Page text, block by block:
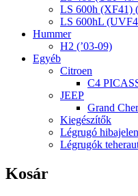
LS 600h (XF41)
LS 600hL
Hummer
H2 (’03-09)
Egyéb
Citroen
C4
JEEP
Grand
Kiegészítők
Légrugó
Légrugók
Kosár